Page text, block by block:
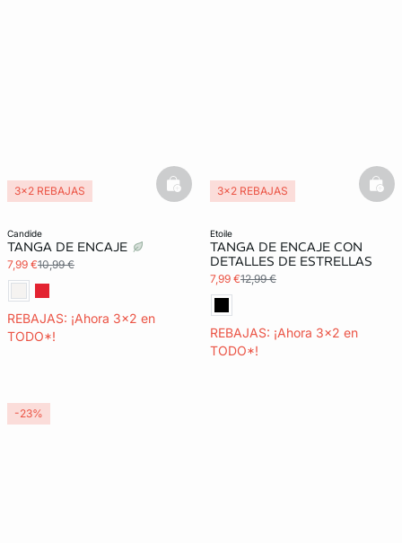
candide
TANGA DE ENCAJE
7,99 €10,99 €
REBAJAS: ¡Ahora 3x2 en
TODO*!
3x2 REBAJAS basketfull
etoile
TANGA DE ENCAJE CON
DETALLES DE ESTRELLAS
7,99 €12,99 €
REBAJAS: ¡Ahora 3x2 en
TODO*!
3x2 REBAJAS
-23%